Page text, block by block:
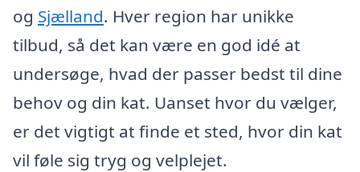
og Sjælland. Hver region har unikke
tilbud, så det kan være en god idé at
undersøge, hvad der passer bedst til dine
behov og din kat. Uanset hvor du vælger,
er det vigtigt at finde et sted, hvor din kat
vil føle sig tryg og velplejet.